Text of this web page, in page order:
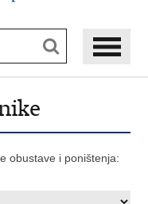
obustave i poništenja: